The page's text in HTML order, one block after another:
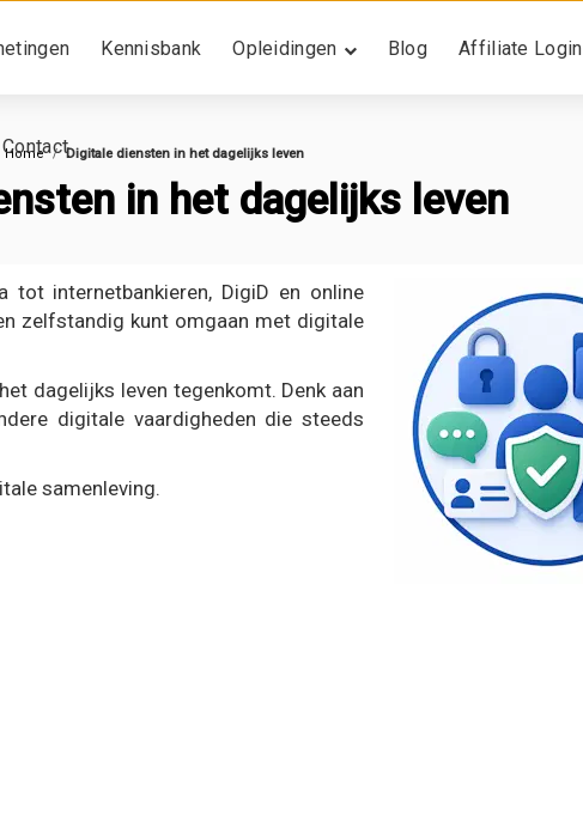
Kennisbank Opleidingen Blog Affiliate Login
Contact
Home Digitale diensten in het dagelijks leven
in het dagelijks leven
internetbankieren, DigiD en online
zelfstandig kunt omgaan met digitale
dagelijks leven tegenkomt. Denk aan
digitale vaardigheden die steeds
samenleving.